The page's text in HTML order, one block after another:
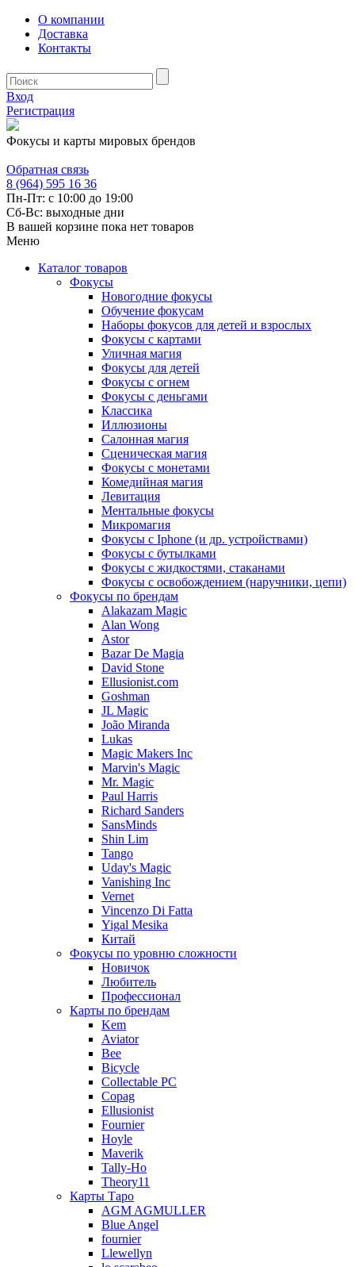
О компании
Доставка
Контакты
Вход
Регистрация
Фокусы и карты мировых брендов
Обратная связь
8 (964) 595 16 36
Пн-Пт: с 10:00 до 19:00
Сб-Вс: выходные дни
В вашей корзине пока нет товаров
Меню
Каталог товаров
Фокусы
Новогодние фокусы
Обучение фокусам
Наборы фокусов для детей и взрослых
Фокусы с картами
Уличная магия
Фокусы для детей
Фокусы с огнем
Фокусы с деньгами
Классика
Иллюзионы
Салонная магия
Сценическая магия
Фокусы с монетами
Комедийная магия
Левитация
Ментальные фокусы
Микромагия
Фокусы с Iphone (и др. устройствами)
Фокусы с бутылками
Фокусы с жидкостями, стаканами
Фокусы с освобождением (наручники, цепи)
Фокусы по брендам
Alakazam Magic
Alan Wong
Astor
Bazar De Magia
David Stone
Ellusionist.com
Goshman
JL Magic
João Miranda
Lukas
Magic Makers Inc
Marvin's Magic
Mr. Magic
Paul Harris
Richard Sanders
SansMinds
Shin Lim
Tango
Uday's Magic
Vanishing Inc
Vernet
Vincenzo Di Fatta
Yigal Mesika
Китай
Фокусы по уровню сложности
Новичок
Любитель
Профессионал
Карты по брендам
Kem
Aviator
Bee
Bicycle
Collectable PC
Copag
Ellusionist
Fournier
Hoyle
Maverik
Tally-Ho
Theory11
Карты Таро
AGM AGMULLER
Blue Angel
fournier
Llewellyn